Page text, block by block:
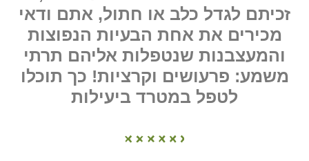
זכיתם לגדל כלב או חתול, אתם ודאי
מכירים את אחת הבעיות הנפוצות
והמעצבנות שנטפלות אליהם תרתי
משמע: פרעושים וקרציות! כך תוכלו
לטפל במטרד ביעילות